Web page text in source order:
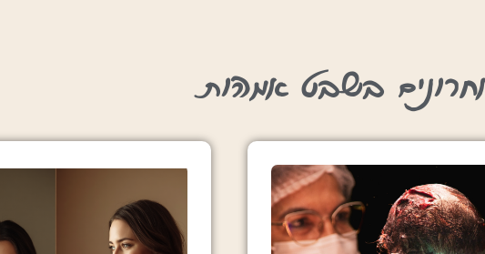
בשבט אמהות